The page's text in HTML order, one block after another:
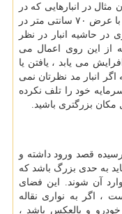
در انبارهایی که در
آن ها قفسه قرار می گیرد ، اینکه راهرویی با عرض ۷۰ سانتی متر در
حاشیه انبار در نظر
از این روی اعمال می
می یابد ، یافتن یا
انبار مد نظرتان نمی
خود را تلف نکرده
مکان بزرگتری باشید.
قصد ورود داشته و
به حدی بزرگ باشد که
آن شوند. این فضای
، اگر به نواری نقاله
و بالعکس باشد ،